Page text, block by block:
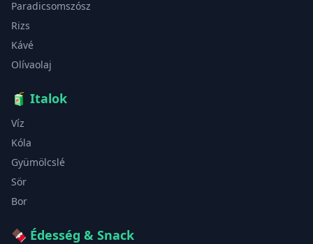
Paradicsomszósz
Rizs
Kávé
Olívaolaj
🧃 Italok
Víz
Kóla
Gyümölcslé
Sör
Bor
🍫 Édesség & Snack